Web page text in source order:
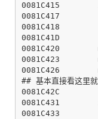
0081C415
0081C417
0081C418
0081C41D
0081C420
0081C423
0081C426
## 基本直接看这里
0081C42C
0081C431
0081C433